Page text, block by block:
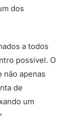
dos
a todos
possível. O
apenas
de
um